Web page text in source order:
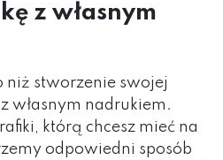
z własnym
niż stworzenie swojej
własnym nadrukiem.
którą chcesz mieć na
odpowiedni sposób